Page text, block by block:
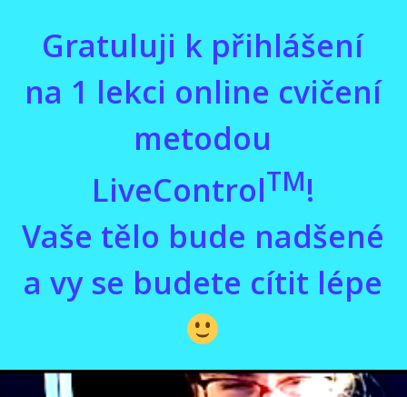
Gratuluji k přihlášení
na 1 lekci online cvičení
metodou
LiveControlTM!
Vaše tělo bude nadšené
a vy se budete cítit lépe